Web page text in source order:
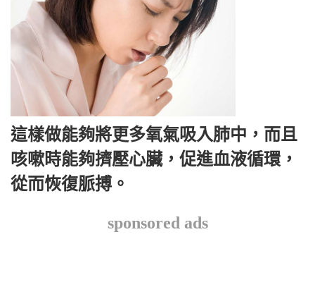
這樣做能夠將更多氧氣吸入肺中，而且
咳嗽時能夠擠壓心臟，促進血液循環，
從而恢復脈搏。
sponsored ads